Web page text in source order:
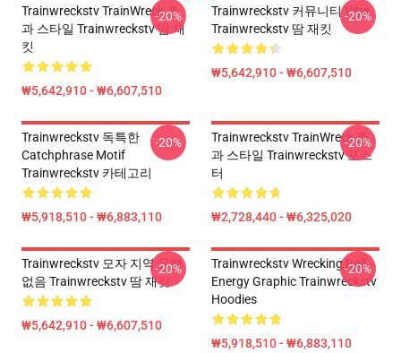
Trainwreckstv TrainWreck 효
과 스타일 Trainwreckstv 땀 재
킷
₩5,642,910 - ₩6,607,510
-20%
Trainwreckstv 커뮤니티 Vibe
Trainwreckstv 땀 재킷
₩5,642,910 - ₩6,607,510
-20%
Trainwreckstv 독특한
Catchphrase Motif
Trainwreckstv 카테고리
₩5,918,510 - ₩6,883,110
-20%
Trainwreckstv TrainWreck 효
과 스타일 Trainwreckstv 포스
터
₩2,728,440 - ₩6,325,020
-20%
Trainwreckstv 모자 지역 유행
없음 Trainwreckstv 땀 재킷
₩5,642,910 - ₩6,607,510
-20%
Trainwreckstv Wrecking Ball
Energy Graphic Trainwreckstv
Hoodies
₩5,918,510 - ₩6,883,110
-20%